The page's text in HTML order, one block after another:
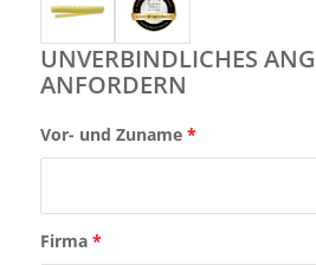
UNVERBINDLICHES
ANFORDERN
Vor- und Zuname *
Firma *